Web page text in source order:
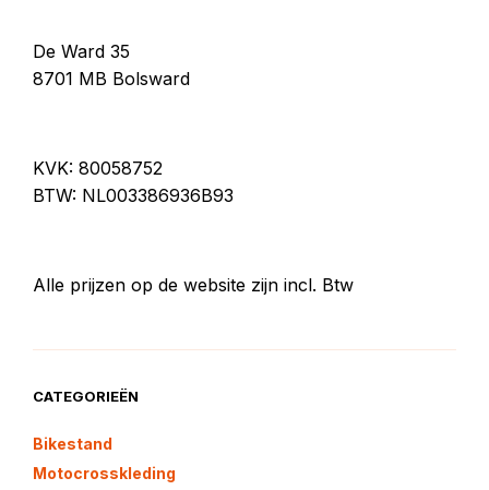
De Ward 35
8701 MB Bolsward
KVK: 80058752
BTW: NL003386936B93
Alle prijzen op de website zijn incl. Btw
CATEGORIEËN
Bikestand
Motocrosskleding